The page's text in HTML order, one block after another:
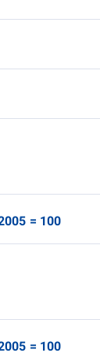
= 100
= 100